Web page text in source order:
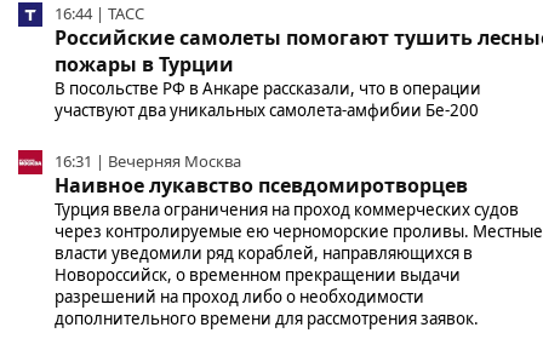
16:44 | ТАСС
Российские самолеты помогают тушить
пожары в Турции
В посольстве РФ в Анкаре рассказали, что в операции
участвуют два уникальных самолета-амфибии Бе-200
16:31 | Вечерняя Москва
Наивное лукавство псевдомиротворцев
Турция ввела ограничения на проход коммерческих судов
через контролируемые ею черноморские проливы. Местные
власти уведомили ряд кораблей, направляющихся в
Новороссийск, о временном прекращении выдачи
разрешений на проход либо о необходимости
дополнительного времени для рассмотрения заявок.